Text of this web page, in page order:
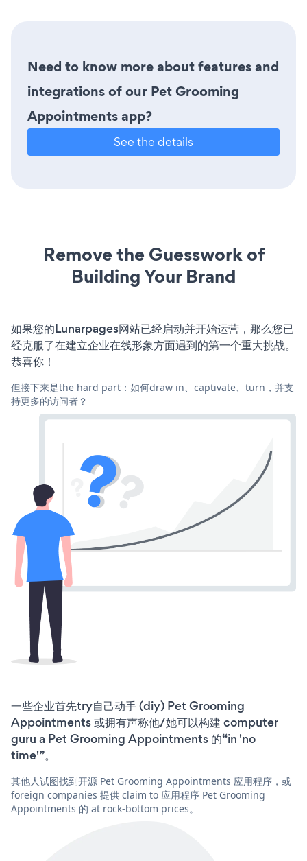
Need to know more about features and
integrations of our Pet Grooming
Appointments app?
See the details
Remove the Guesswork of
Building Your Brand
如果您的Lunarpages网站已经启动并开始运营，那么您已
经克服了在建立企业在线形象方面遇到的第一个重大挑战。
恭喜你！
但接下来是the hard part：如何draw in、captivate、turn，并支
持更多的访问者？
一些企业首先try自己动手 (diy) Pet Grooming
Appointments 或拥有声称他/她可以构建 computer
guru a Pet Grooming Appointments 的“in 'no
time'”。
其他人试图找到开源 Pet Grooming Appointments 应用程序，或
foreign companies 提供 claim to 应用程序 Pet Grooming
Appointments 的 at rock-bottom prices。